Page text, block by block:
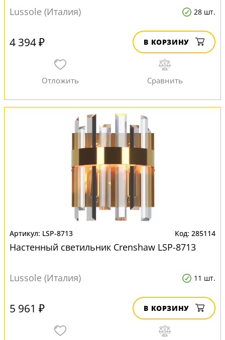
Lussole (Италия) 28 шт.
4 394 ₽ В КОРЗИНУ
LSP-8713 285114
Настенный светильник Crenshaw LSP-8713
Lussole (Италия) 11 шт.
5 961 ₽ В КОРЗИНУ